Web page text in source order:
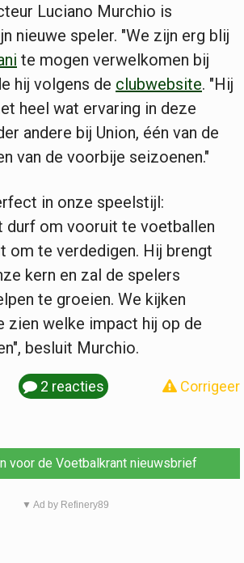
Luciano Murchio is
nieuwe speler. "We zijn erg blij
te mogen verwelkomen bij
hij volgens de clubwebsite. "Hij
heel wat ervaring in deze
andere bij Union, één van de
van de voorbije seizoenen."
in onze speelstijl:
durf om vooruit te voetballen
om te verdedigen. Hij brengt
kern en zal de spelers
te groeien. We kijken
zien welke impact hij op de
besluit Murchio.
2 reacties Corrigeer
voor de Voetbalkrant nieuwsbrief
▼ Ad by Refinery89